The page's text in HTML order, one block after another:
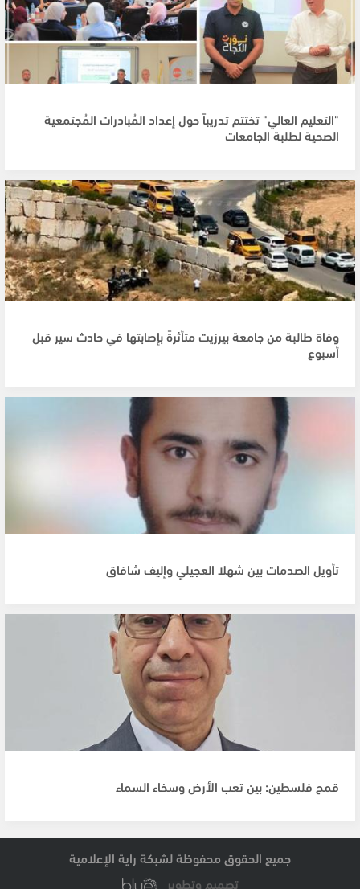
"التعليم العالي" تختتم تدريباً حول إعداد المُبادرات المُجتمعية
الصحية لطلبة الجامعات
وفاة طالبة من جامعة بيرزيت متأثرةً بإصابتها في حادث سير قبل
أسبوع
تأويل الصدمات بين شهلا العجيلي وإليف شافاق
قمح فلسطين: بين تعب الأرض وسخاء السماء
جميع الحقوق محفوظة لشبكة راية الإعلامية
تصميم وتطوير